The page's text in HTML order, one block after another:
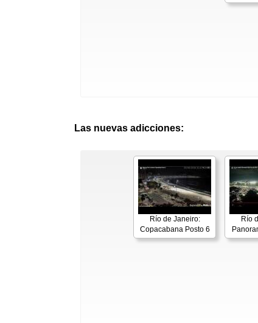
Las nuevas adicciones:
Río de Janeiro:
Copacabana Posto 6
Río